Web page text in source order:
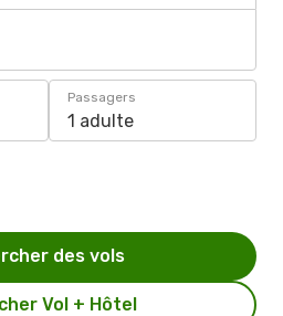
Passagers
1 adulte
Vol + Hôtel
des vols